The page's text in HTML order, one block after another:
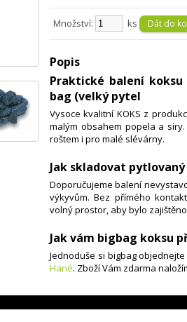
Množství: ks
Popis
Praktické balení
bag (velký pytel
Vysoce kvalitní KOKS z
malým obsahem popela a
roštem i pro malé slévárny.
Jak skladovat pytlovaný
Doporučujeme balení
výkyvům. Bez přímého
volný prostor, aby bylo
Jak vám bigbag koksu
Jednoduše si bigbag
Hané. Zboží Vám zdarma